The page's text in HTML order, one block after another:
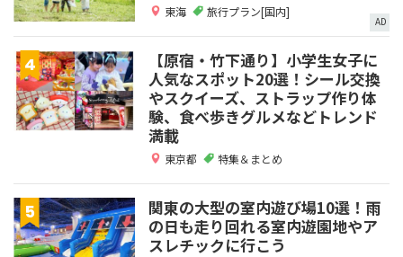
東海 旅行プラン[国内]
AD
【原宿・竹下通り】小学生女子に
人気なスポット20選！シール交換
やスクイーズ、ストラップ作り体
験、食べ歩きグルメなどトレンド
満載
東京都 特集＆まとめ
関東の大型の室内遊び場10選！雨
の日も走り回れる室内遊園地やア
スレチックに行こう